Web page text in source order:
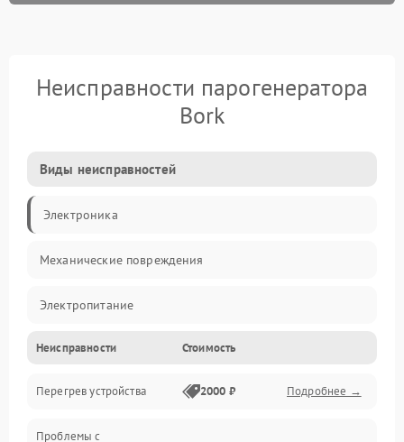
Неисправности парогенератора
Bork
Виды неисправностей
Электроника
Механические повреждения
Электропитание
Парообразование
Герметичность
Неисправности Стоимость
Перегрев устройства 2000 ₽ Подробнее →
Проблемы с